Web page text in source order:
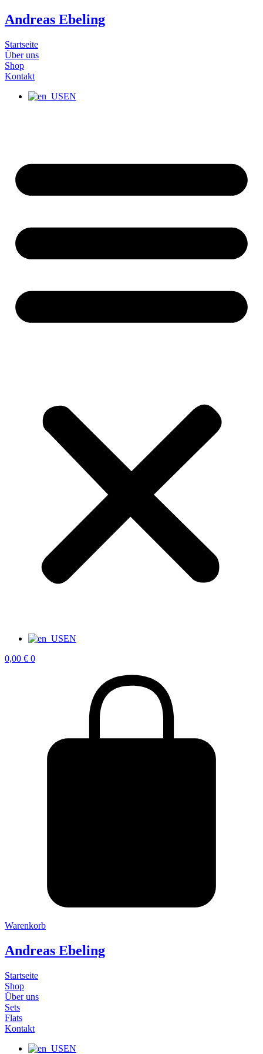
Zum
Inhalt
Andreas Ebeling
Startseite
Über uns
Shop
Kontakt
EN
EN
0,00 € 0
Warenkorb
Andreas Ebeling
Startseite
Shop
Über uns
Sets
Flats
Kontakt
EN